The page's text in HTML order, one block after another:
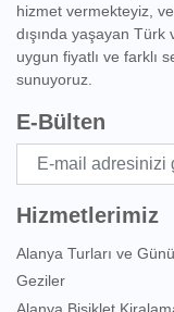
hizmet vermekteyiz,
dışında yaşayan
uygun fiyatlı ve farklı
sunuyoruz.
E-Bülten
Hizmetlerimiz
Alanya Turları ve
Geziler
Alanya Bisiklet